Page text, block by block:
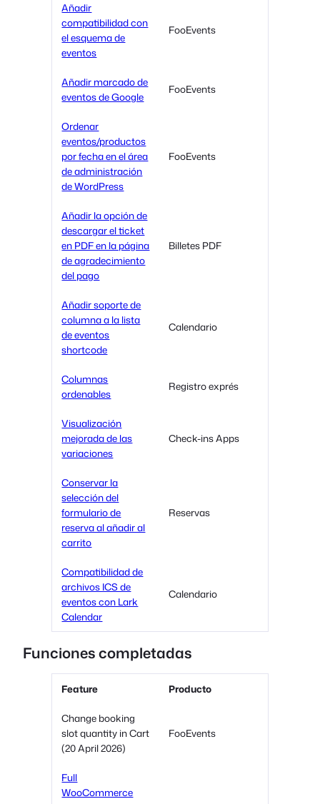
Añadir
compatibilidad con
el esquema de
eventos
FooEvents
Añadir marcado de
eventos de Google
FooEvents
Ordenar
eventos/productos
por fecha en el área
de administración
de WordPress
FooEvents
Añadir la opción de
descargar el ticket
en PDF en la página
de agradecimiento
del pago
Billetes PDF
Añadir soporte de
columna a la lista
de eventos
shortcode
Calendario
Columnas
ordenables
Registro exprés
Visualización
mejorada de las
variaciones
Check-ins Apps
Conservar la
selección del
formulario de
reserva al añadir al
carrito
Reservas
Compatibilidad de
archivos ICS de
eventos con Lark
Calendar
Calendario
Funciones completadas
Feature Producto
Change booking
slot quantity in Cart
(20 April 2026)
FooEvents
Full
WooCommerce